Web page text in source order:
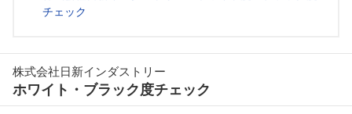
チェック
株式会社日新インダストリー
ホワイト・ブラック度チェック